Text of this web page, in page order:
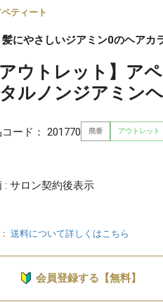
ペティート
髪にやさしいジアミン0のヘアカ
アウトレット】ア
ルノンジアミン
ード： 201770 廃番 アウトレット
: サロン契約後表示
送料について詳しくはこちら
会員登録する【無料】